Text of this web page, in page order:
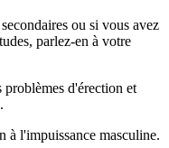
ou si vous avez
parlez-en à votre
problèmes d'érection et
à l'impuissance masculine.